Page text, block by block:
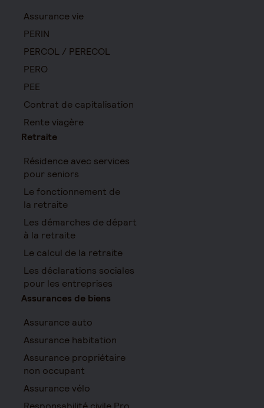
Assurance vie
PERIN
PERCOL / PERECOL
PERO
PEE
Contrat de capitalisation
Rente viagère
Retraite
Résidence avec services
pour seniors
Le fonctionnement de
la retraite
Les démarches de départ
à la retraite
Le calcul de la retraite
Les déclarations sociales
pour les entreprises
Assurances de biens
Assurance auto
Assurance habitation
Assurance propriétaire
non occupant
Assurance vélo